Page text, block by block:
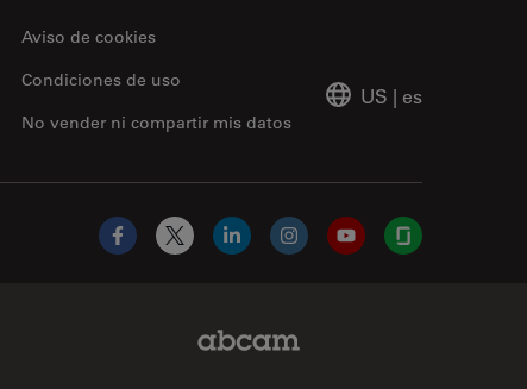
Aviso de cookies
No vender ni compartir mis datos
Condiciones de uso
US | es
Facebook
X LinkedInInstagramYouTubeGlassdoor